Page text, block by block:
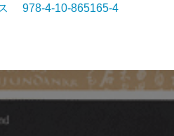
ス 978-4-10-865165-4